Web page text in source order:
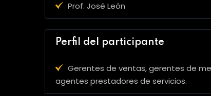
Prof. José León
Perfil del participante
Gerentes de ventas, gerentes de
agentes prestadores de servicios.